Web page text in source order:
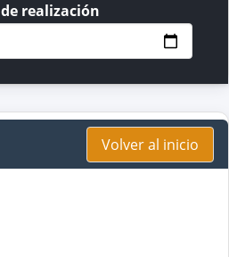
realización
Volver al inicio